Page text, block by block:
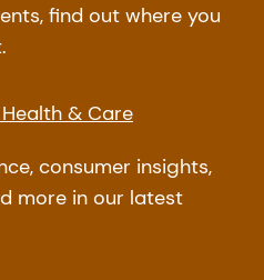
find out where you
& Care
consumer insights,
more in our latest